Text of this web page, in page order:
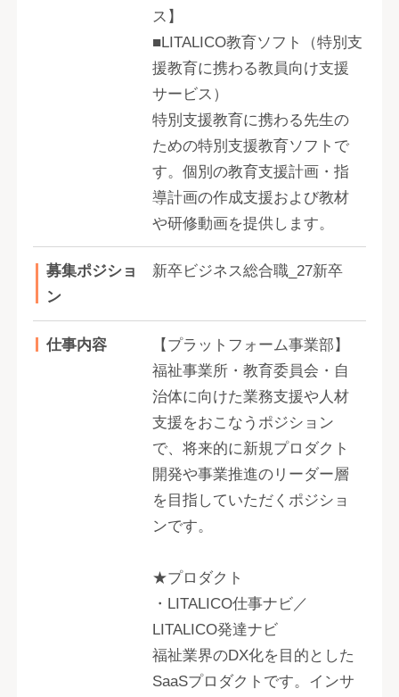
ス】
■LITALICO教育ソフト（特別支
援教育に携わる教員向け支援
サービス）
特別支援教育に携わる先生の
ための特別支援教育ソフトで
す。個別の教育支援計画・指
導計画の作成支援および教材
や研修動画を提供します。
募集ポジショ
ン
新卒ビジネス総合職_27新卒
仕事内容
【プラットフォーム事業部】
福祉事業所・教育委員会・自
治体に向けた業務支援や人材
支援をおこなうポジション
で、将来的に新規プロダクト
開発や事業推進のリーダー層
を目指していただくポジショ
ンです。
★プロダクト
・LITALICO仕事ナビ／
LITALICO発達ナビ
福祉業界のDX化を目的とした
SaaSプロダクトです。インサ